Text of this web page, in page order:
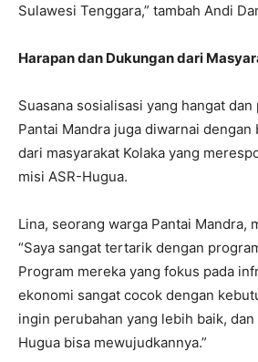
Sulawesi Tenggara,” tambah Andi
Harapan dan Dukungan dari
Suasana sosialisasi yang hangat
Pantai Mandra juga diwarnai
dari masyarakat Kolaka yang
misi ASR-Hugua.
Lina, seorang warga Pantai Mandra,
“Saya sangat tertarik dengan
Program mereka yang fokus pada
ekonomi sangat cocok dengan
ingin perubahan yang lebih baik, dan
Hugua bisa mewujudkannya.”